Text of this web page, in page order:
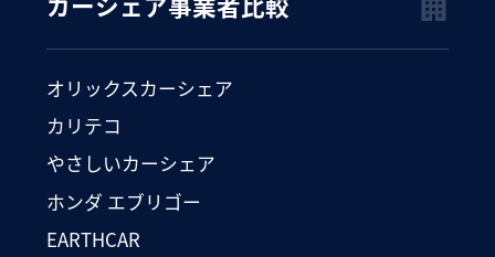
オリックスカーシェア
カリテコ
やさしいカーシェア
ホンダ エブリゴー
EARTHCAR